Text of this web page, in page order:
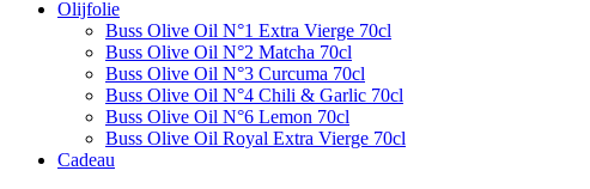
Olijfolie
Buss Olive Oil N°1 Extra Vierge 70cl
Buss Olive Oil N°2 Matcha 70cl
Buss Olive Oil N°3 Curcuma 70cl
Buss Olive Oil N°4 Chili & Garlic 70cl
Buss Olive Oil N°6 Lemon 70cl
Buss Olive Oil Royal Extra Vierge 70cl
Cadeau